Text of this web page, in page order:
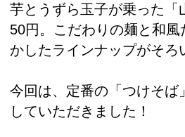
芋とうずら玉子が乗った「
50円。こだわりの麺と和風
かしたラインナップがそろ
今回は、定番の「つけそば
していただきました！